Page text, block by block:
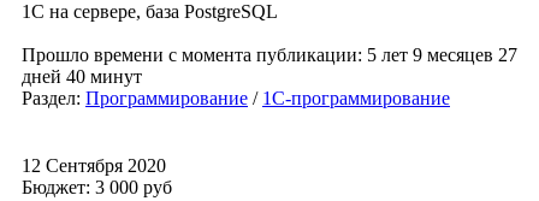
1С на сервере, база PostgreSQL
Прошло времени с момента публикации: 5 лет 9 месяцев 27
дней 40 минут
Раздел: Программирование / 1С-программирование
12 Сентября 2020
Бюджет: 3 000 руб